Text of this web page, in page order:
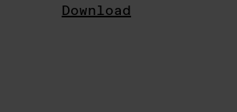
Download